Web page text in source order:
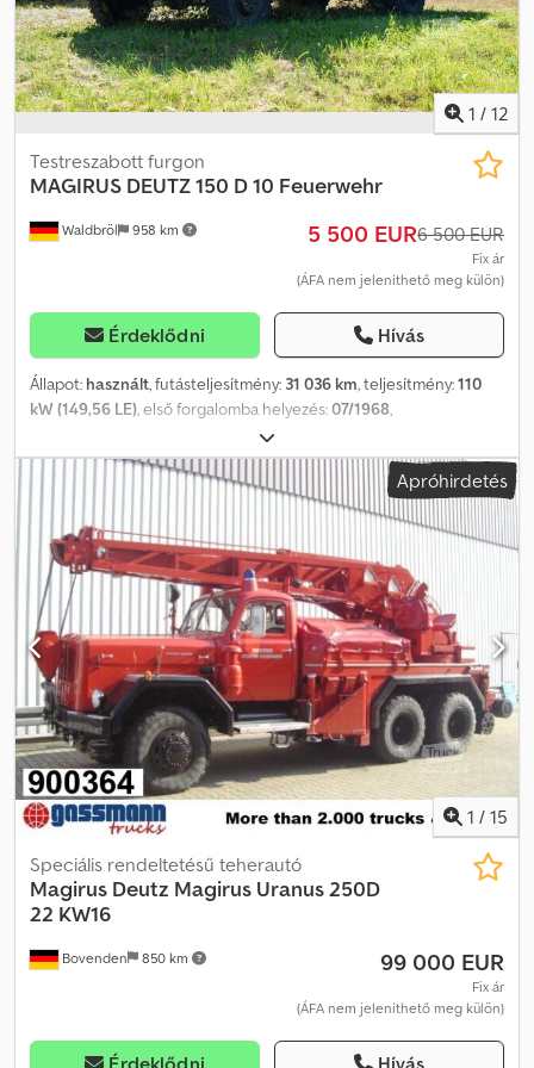
1 / 12
Waldbröl 958 km
Testreszabott furgon
MAGIRUS DEUTZ150 D 10 Feuerwehr
5 500 EUR6 500 EUR
Fix ár
(ÁFA nem jeleníthető meg külön)
Érdeklődni Hívás
Állapot: használt, futásteljesítmény: 31 036 km, teljesítmény:110
kW (149,56 LE), első forgalomba helyezés:07/1968,
, össztömeg:
mechanikai, ülések száma:6, teljes hossz:6 700 mm, teljes
szélesség:
, teljes magasság: 2 720 mm, ZF által gyártott
speciális váltó tűzoltó járművekhez (szinkronizált) Váltáskor nincs
szükség gázfröccsre Dsdpfx Aexpl T Eemhokr Ügyfél
megbízásából
Apróhirdetés
1 / 15
Bovenden 850 km
Speciális rendeltetésű teherautó
Magirus Deutz Magirus Uranus 250D
22 KW16
99 000 EUR
Fix ár
(ÁFA nem jeleníthető meg külön)
Érdeklődni Hívás